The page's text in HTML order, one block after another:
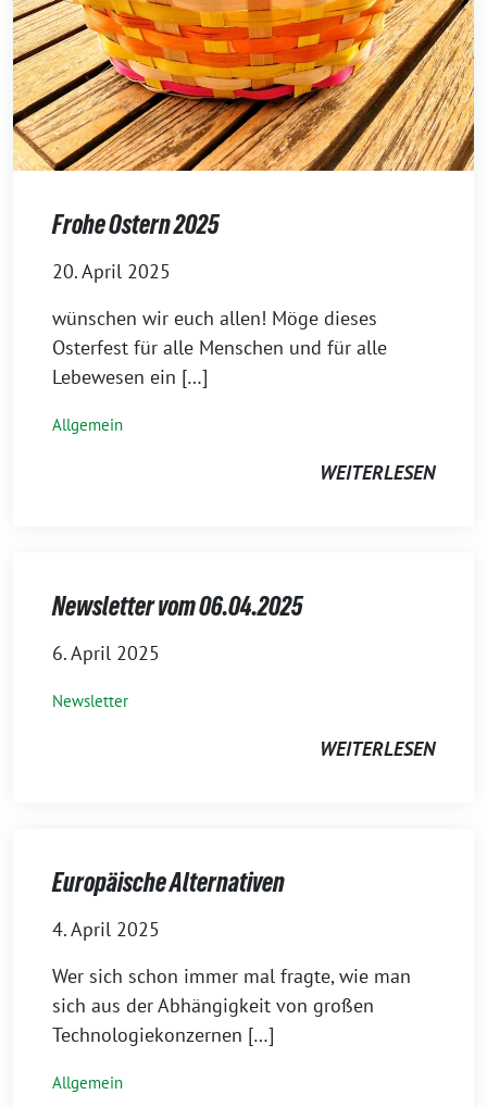
Frohe Ostern 2025
20. April 2025
wünschen wir euch allen! Möge dieses
Osterfest für alle Menschen und für alle
Lebewesen ein […]
Allgemein
WEITERLESEN
Newsletter vom 06.04.2025
6. April 2025
Newsletter
WEITERLESEN
Europäische Alternativen
4. April 2025
Wer sich schon immer mal fragte, wie man
sich aus der Abhängigkeit von großen
Technologiekonzernen […]
Allgemein